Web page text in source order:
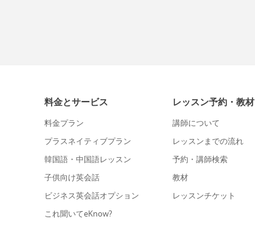
料金とサービス
料金プラン
プラスネイティブプラン
韓国語・中国語レッスン
子供向け英会話
ビジネス英会話オプション
これ聞いてeKnow?
レッスン予約・教材
講師について
レッスンまでの流れ
予約・講師検索
教材
レッスンチケット